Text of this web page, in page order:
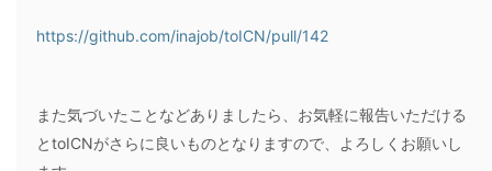
https://github.com/inajob/toICN/pull/142
また気づいたことなどありましたら、お気軽に報告いただける
とtoICNがさらに良いものとなりますので、よろしくお願いし